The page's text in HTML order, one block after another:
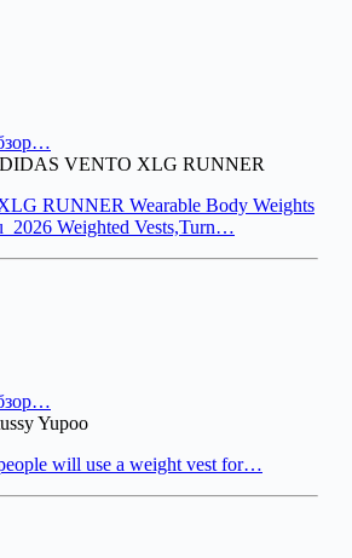
VENTO XLG RUNNER
RUNNER Wearable Body Weights
Weighted Vests,Turn…
Yupoo
will use a weight vest for…